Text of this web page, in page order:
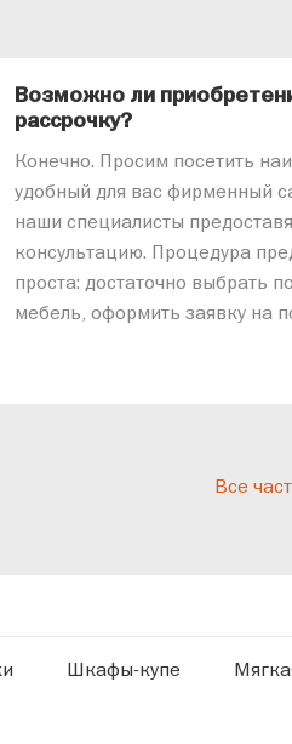
Возможно ли
рассрочку?
Конечно. Просим посетить
удобный для вас фирменный
наши специалисты
консультацию. Процедура
проста: достаточно выбрать
мебель, оформить заявку на
Все
Шкафы-купе